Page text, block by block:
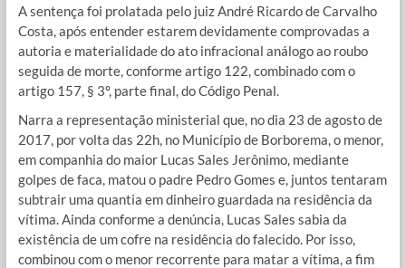
A sentença foi prolatada pelo juiz André Ricardo de Carvalho
Costa, após entender estarem devidamente comprovadas a
autoria e materialidade do ato infracional análogo ao roubo
seguida de morte, conforme artigo 122, combinado com o
artigo 157, § 3º, parte final, do Código Penal.
Narra a representação ministerial que, no dia 23 de agosto de
2017, por volta das 22h, no Município de Borborema, o menor,
em companhia do maior Lucas Sales Jerônimo, mediante
golpes de faca, matou o padre Pedro Gomes e, juntos tentaram
subtrair uma quantia em dinheiro guardada na residência da
vítima. Ainda conforme a denúncia, Lucas Sales sabia da
existência de um cofre na residência do falecido. Por isso,
combinou com o menor recorrente para matar a vítima, a fim